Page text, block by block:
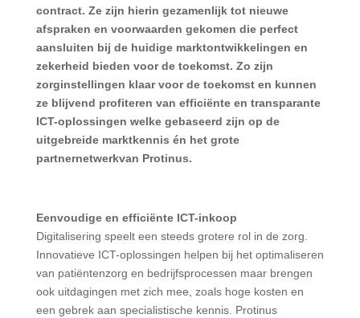
contract. Ze zijn hierin gezamenlijk tot nieuwe
afspraken en voorwaarden gekomen die perfect
aansluiten bij de huidige marktontwikkelingen en
zekerheid bieden voor de toekomst. Zo zijn
zorginstellingen klaar voor de toekomst en kunnen
ze blijvend profiteren van efficiënte en transparante
ICT-oplossingen welke gebaseerd zijn op de
uitgebreide marktkennis én het grote
partnernetwerkvan Protinus.
Eenvoudige en efficiënte ICT-inkoop
Digitalisering speelt een steeds grotere rol in de zorg.
Innovatieve ICT-oplossingen helpen bij het optimaliseren
van patiëntenzorg en bedrijfsprocessen maar brengen
ook uitdagingen met zich mee, zoals hoge kosten en
een gebrek aan specialistische kennis. Protinus